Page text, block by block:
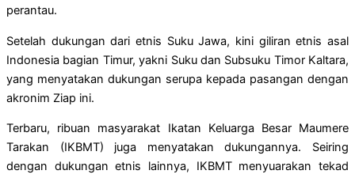
perantau.
Setelah dukungan dari etnis Suku Jawa, kini giliran etnis asal
Indonesia bagian Timur, yakni Suku dan Subsuku Timor Kaltara,
yang menyatakan dukungan serupa kepada pasangan dengan
akronim Ziap ini.
Terbaru, ribuan masyarakat Ikatan Keluarga Besar Maumere
Tarakan (IKBMT) juga menyatakan dukungannya. Seiring
dengan dukungan etnis lainnya, IKBMT menyuarakan tekad